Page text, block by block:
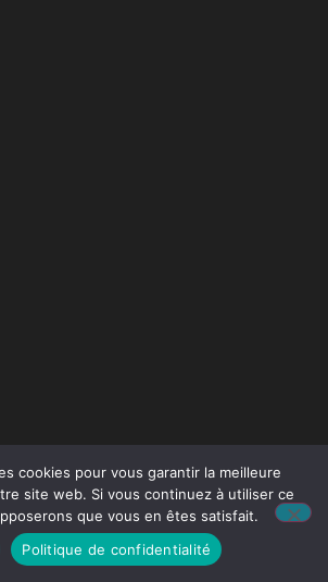
cookies pour vous garantir la meilleure
site web. Si vous continuez à utiliser ce
que vous en êtes satisfait.
Politique de confidentialité